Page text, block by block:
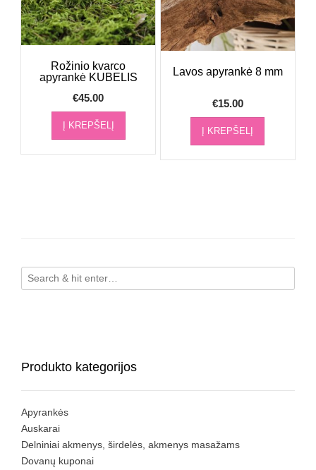
Rožinio kvarco
apyrankė KUBELIS
€45.00
Į KREPŠELĮ
Lavos apyrankė 8 mm
€15.00
Į KREPŠELĮ
Produkto kategorijos
Apyrankės
Auskarai
Delniniai akmenys, širdelės, akmenys masažams
Dovanų kuponai